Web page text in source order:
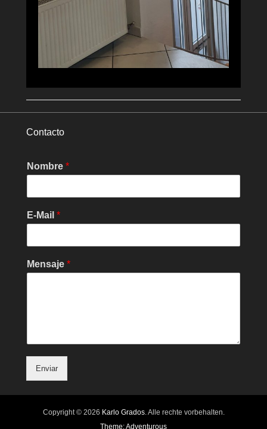
Contacto
Nombre *
E-Mail *
Mensaje *
Enviar
Copyright © 2026 Karlo Grados. Alle rechte vorbehalten.
Theme: Adventurous